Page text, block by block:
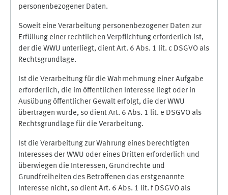
personenbezogener Daten.
Soweit eine Verarbeitung personenbezogener Daten zur
Erfüllung einer rechtlichen Verpflichtung erforderlich ist,
der die WWU unterliegt, dient Art. 6 Abs. 1 lit. c DSGVO als
Rechtsgrundlage.
Ist die Verarbeitung für die Wahrnehmung einer Aufgabe
erforderlich, die im öffentlichen Interesse liegt oder in
Ausübung öffentlicher Gewalt erfolgt, die der WWU
übertragen wurde, so dient Art. 6 Abs. 1 lit. e DSGVO als
Rechtsgrundlage für die Verarbeitung.
Ist die Verarbeitung zur Wahrung eines berechtigten
Interesses der WWU oder eines Dritten erforderlich und
überwiegen die Interessen, Grundrechte und
Grundfreiheiten des Betroffenen das erstgenannte
Interesse nicht, so dient Art. 6 Abs. 1 lit. f DSGVO als